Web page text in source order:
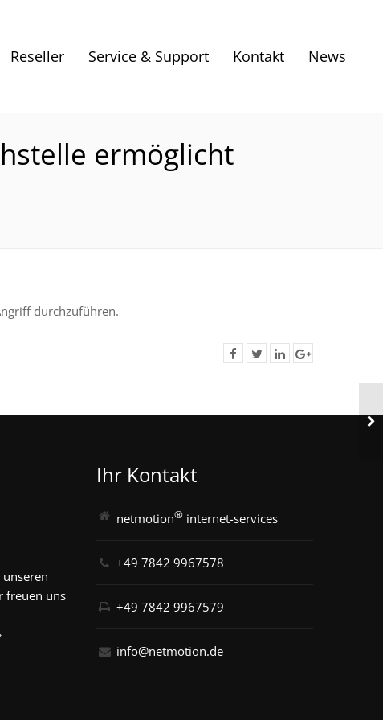
Reseller Service & Support Kontakt News
ermöglicht
durchzuführen.
unseren
freuen uns
Ihr Kontakt
netmotion® internet-services
+49 7842 9967578
+49 7842 9967579
info@netmotion.de